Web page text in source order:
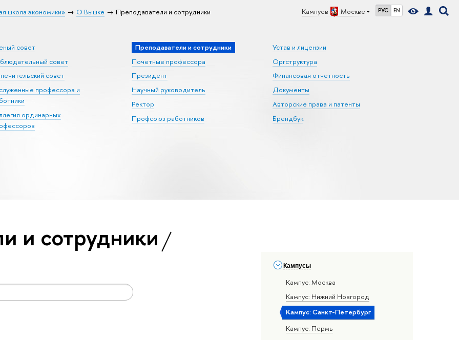
Кампус в Москве РУС EN
школа экономики» О Вышке Преподаватели и сотрудники
совет
совет
совет
профессора и
ординарных
Преподаватели и сотрудники
Почетные профессора
Президент
Научный руководитель
Ректор
Профсоюз работников
Устав и лицензии
Оргструктура
Финансовая отчетность
Документы
Авторские права и патенты
Брендбук
Кампусы
Кампус: Москва
Кампус: Нижний Новгород
Кампус: Санкт-Петербург
Кампус: Пермь
и сотрудники